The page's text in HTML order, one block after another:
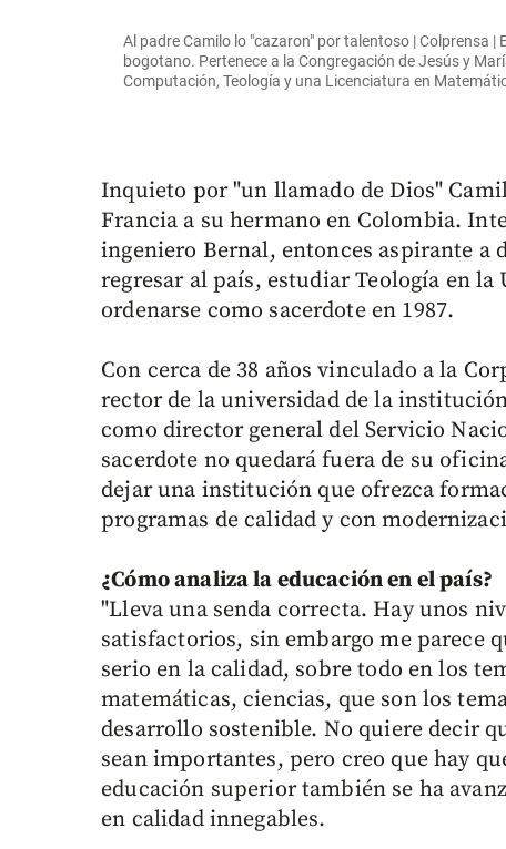
Al padre Camilo lo "cazaron" por talentoso | Colprensa |
bogotano. Pertenece a la Congregación de Jesús y
Computación, Teología y una Licenciatura en
Inquieto por "un llamado de Dios"
Francia a su hermano en Colombia.
ingeniero Bernal, entonces aspirante
regresar al país, estudiar Teología en la
ordenarse como sacerdote en 1987.
Con cerca de 38 años vinculado a la
rector de la universidad de la
como director general del Servicio
sacerdote no quedará fuera de su
dejar una institución que ofrezca
programas de calidad y con
¿Cómo analiza la educación en el país?
"Lleva una senda correcta. Hay unos
satisfactorios, sin embargo me parece
serio en la calidad, sobre todo en los
matemáticas, ciencias, que son los
desarrollo sostenible. No quiere decir
sean importantes, pero creo que hay
educación superior también se ha
en calidad innegables.